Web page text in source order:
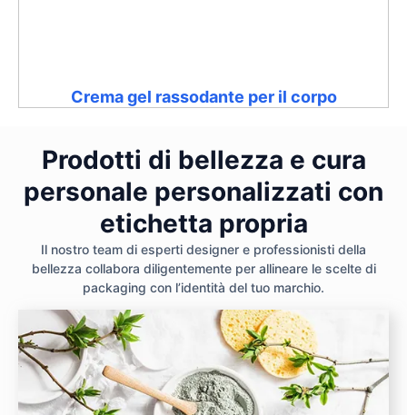
Crema gel rassodante per il corpo
Prodotti di bellezza e cura
personale personalizzati con
etichetta propria
Il nostro team di esperti designer e professionisti della
bellezza collabora diligentemente per allineare le scelte di
packaging con l’identità del tuo marchio.